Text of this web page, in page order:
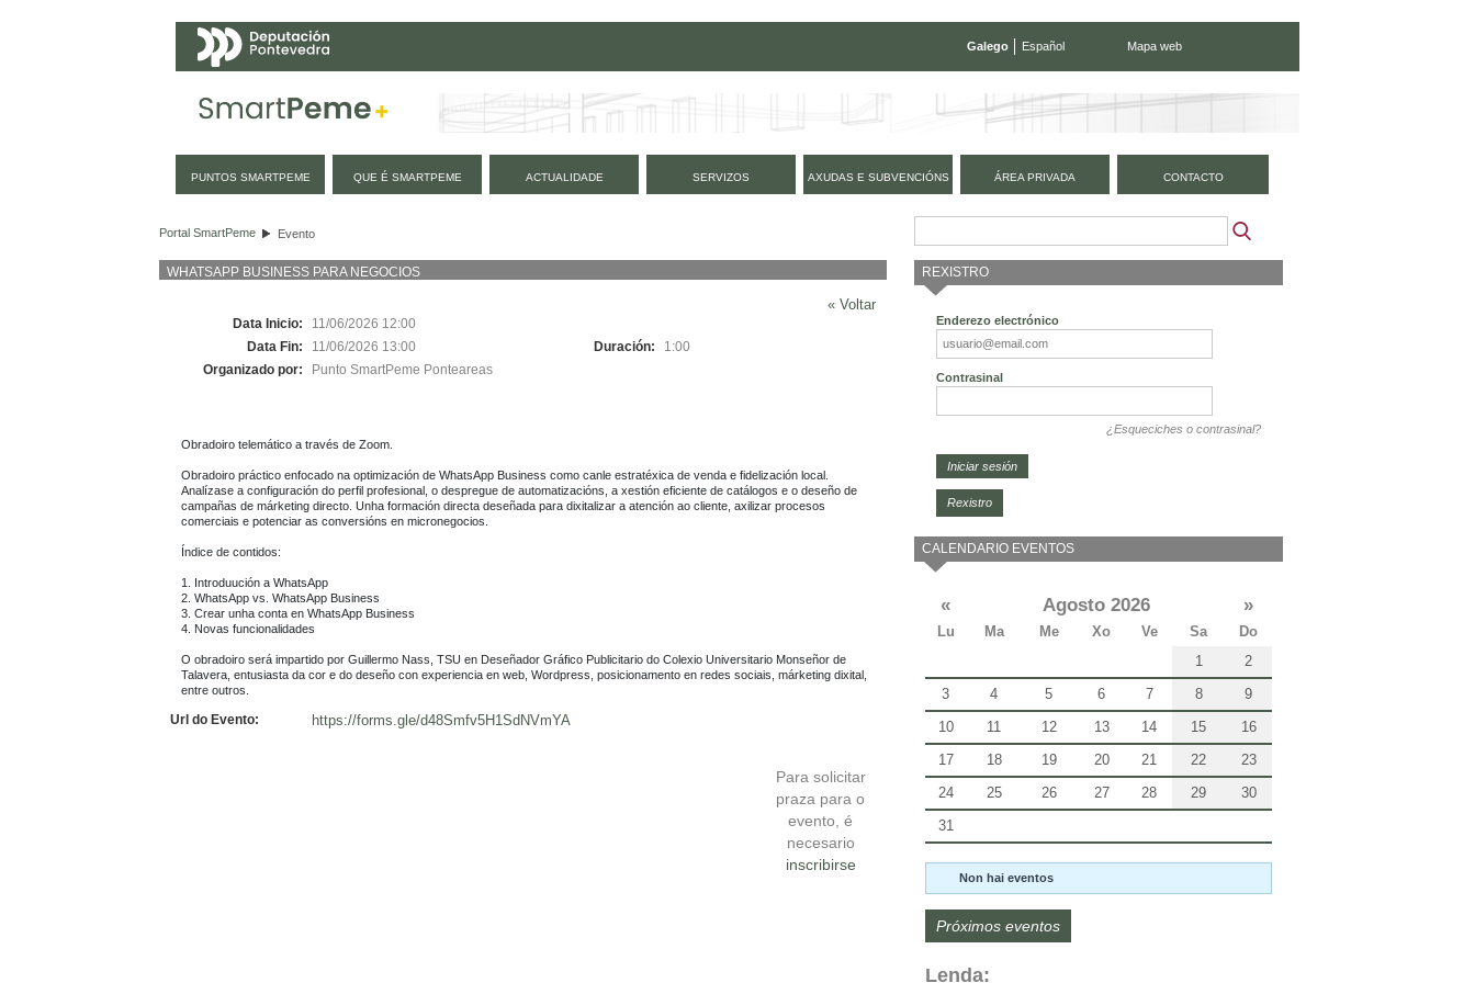
Galego Español Mapa web
PUNTOS SMARTPEME QUE É SMARTPEME ACTUALIDADE SERVIZOS AXUDAS E SUBVENCIÓNS ÁREA PRIVADA CONTACTO
Portal SmartPeme Evento
WHATSAPP BUSINESS PARA NEGOCIOS
« Voltar
Data Inicio:
11/06/2026 12:00
Data Fin:
11/06/2026 13:00 Duración:
1:00
Organizado por:
Punto SmartPeme Ponteareas
Obradoiro telemático a través de Zoom.
Obradoiro práctico enfocado na optimización de WhatsApp Business como canle estratéxica de venda e fidelización local.
Analízase a configuración do perfil profesional, o despregue de automatizacións, a xestión eficiente de catálogos e o deseño de
campañas de márketing directo. Unha formación directa deseñada para dixitalizar a atención ao cliente, axilizar procesos
comerciais e potenciar as conversións en micronegocios.
Índice de contidos:
1. Introduución a WhatsApp
2. WhatsApp vs. WhatsApp Business
3. Crear unha conta en WhatsApp Business
4. Novas funcionalidades
O obradoiro será impartido por Guillermo Nass, TSU en Deseñador Gráfico Publicitario do Colexio Universitario Monseñor de
Talavera, entusiasta da cor e do deseño con experiencia en web, Wordpress, posicionamento en redes sociais, márketing dixital,
entre outros.
Url do Evento: https://forms.gle/d48Smfv5H1SdNVmYA
Para solicitar
praza para o
evento, é
necesario
inscribirse
REXISTRO
Enderezo electrónico
Contrasinal
¿Esqueciches o contrasinal?
Rexistro
CALENDARIO EVENTOS
« Agosto 2026 »
Lu Ma Me Xo Ve Sa
Do
1
2
3
4 5 6 7 8
9
10
11 12 13 14 15
16
17
18 19 20 21 22
23
24
25 26 27 28 29
30
31
Non hai eventos
Próximos eventos
Lenda: